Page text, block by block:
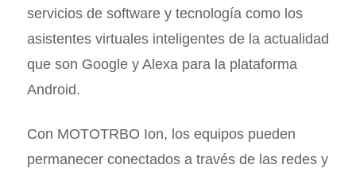
servicios de software y tecnología como los
asistentes virtuales inteligentes de la actualidad
que son Google y Alexa para la plataforma
Android.
Con MOTOTRBO Ion, los equipos pueden
permanecer conectados a través de las redes y